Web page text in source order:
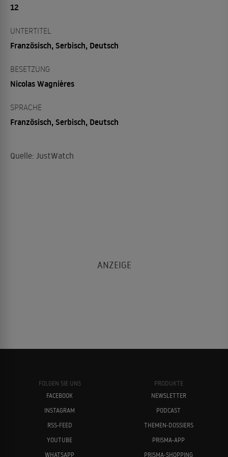
12
UNTERTITEL
Französisch, Serbisch, Deutsch
BESETZUNG
Nicolas Wagnières
SPRACHE
Französisch, Serbisch, Deutsch
Quelle: JustWatch
FOLGEN SIE UNS
FACEBOOK
INSTAGRAM
RSS-FEED
YOUTUBE
WHATSAPP
PRODUKTE
NEWSLETTER
PODCAST
THEMEN-DOSSIERS
PRISMA-APP
PRISMA-SHOPPING